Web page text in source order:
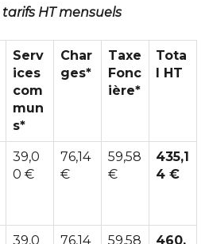
HT mensuels
Serv
ices
com
mun
s*
Char
ges*
Taxe
Fonc
ière*
Tota
l HT
39,0
0 €
76,14
€
59,58
€
435,1
4 €
39,0 76,14 59,58 460,